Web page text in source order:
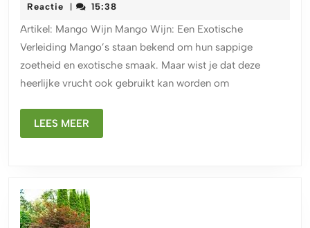
van
Mango
Wijn
juli
Reactie
| 15:38
Artikel: Mango Wijn Mango Wijn: Een Exotische
Verleiding Mango’s staan bekend om hun sappige
zoetheid en exotische smaak. Maar wist je dat deze
heerlijke vrucht ook gebruikt kan worden om
LEES MEER
MEER